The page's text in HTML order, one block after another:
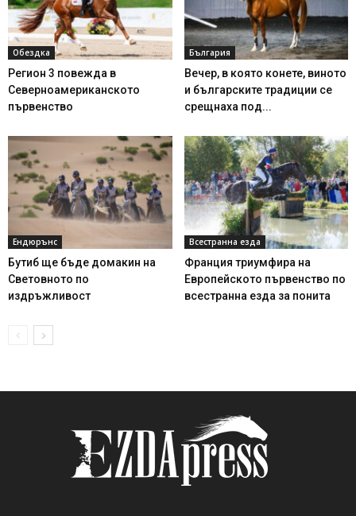
Обездка
Регион 3 повежда в
Северноамериканското
първенство
България
Вечер, в която конете, виното
и българските традиции се
срещнаха под...
Ендюрънс
Бутиб ще бъде домакин на
Световното по
издръжливост
Всестранна езда
Франция триумфира на
Европейското първенство по
всестранна езда за понита